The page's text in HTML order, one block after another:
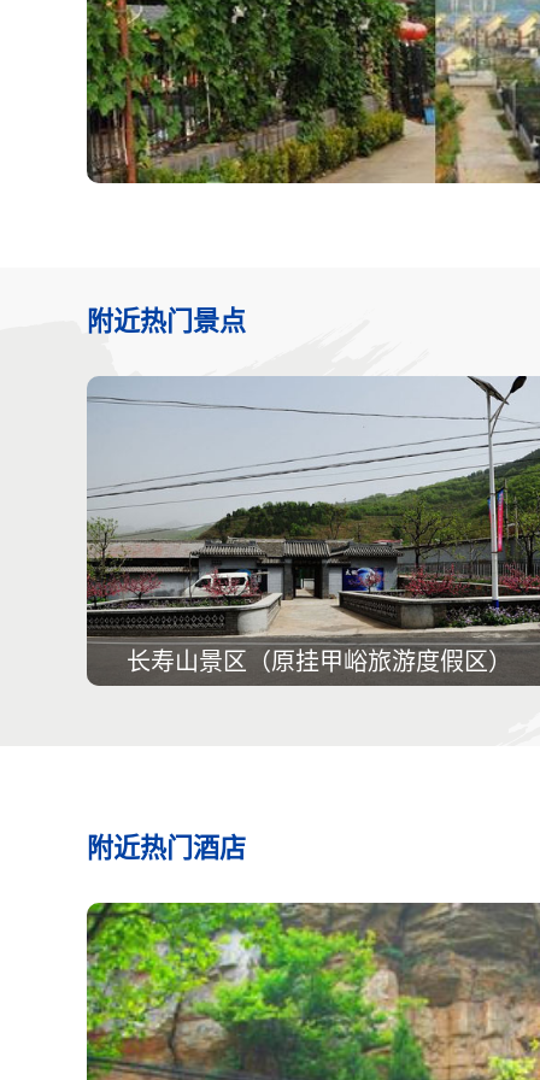
附近热门景点
长寿山景区（原挂甲峪旅游度假区）
附近热门酒店